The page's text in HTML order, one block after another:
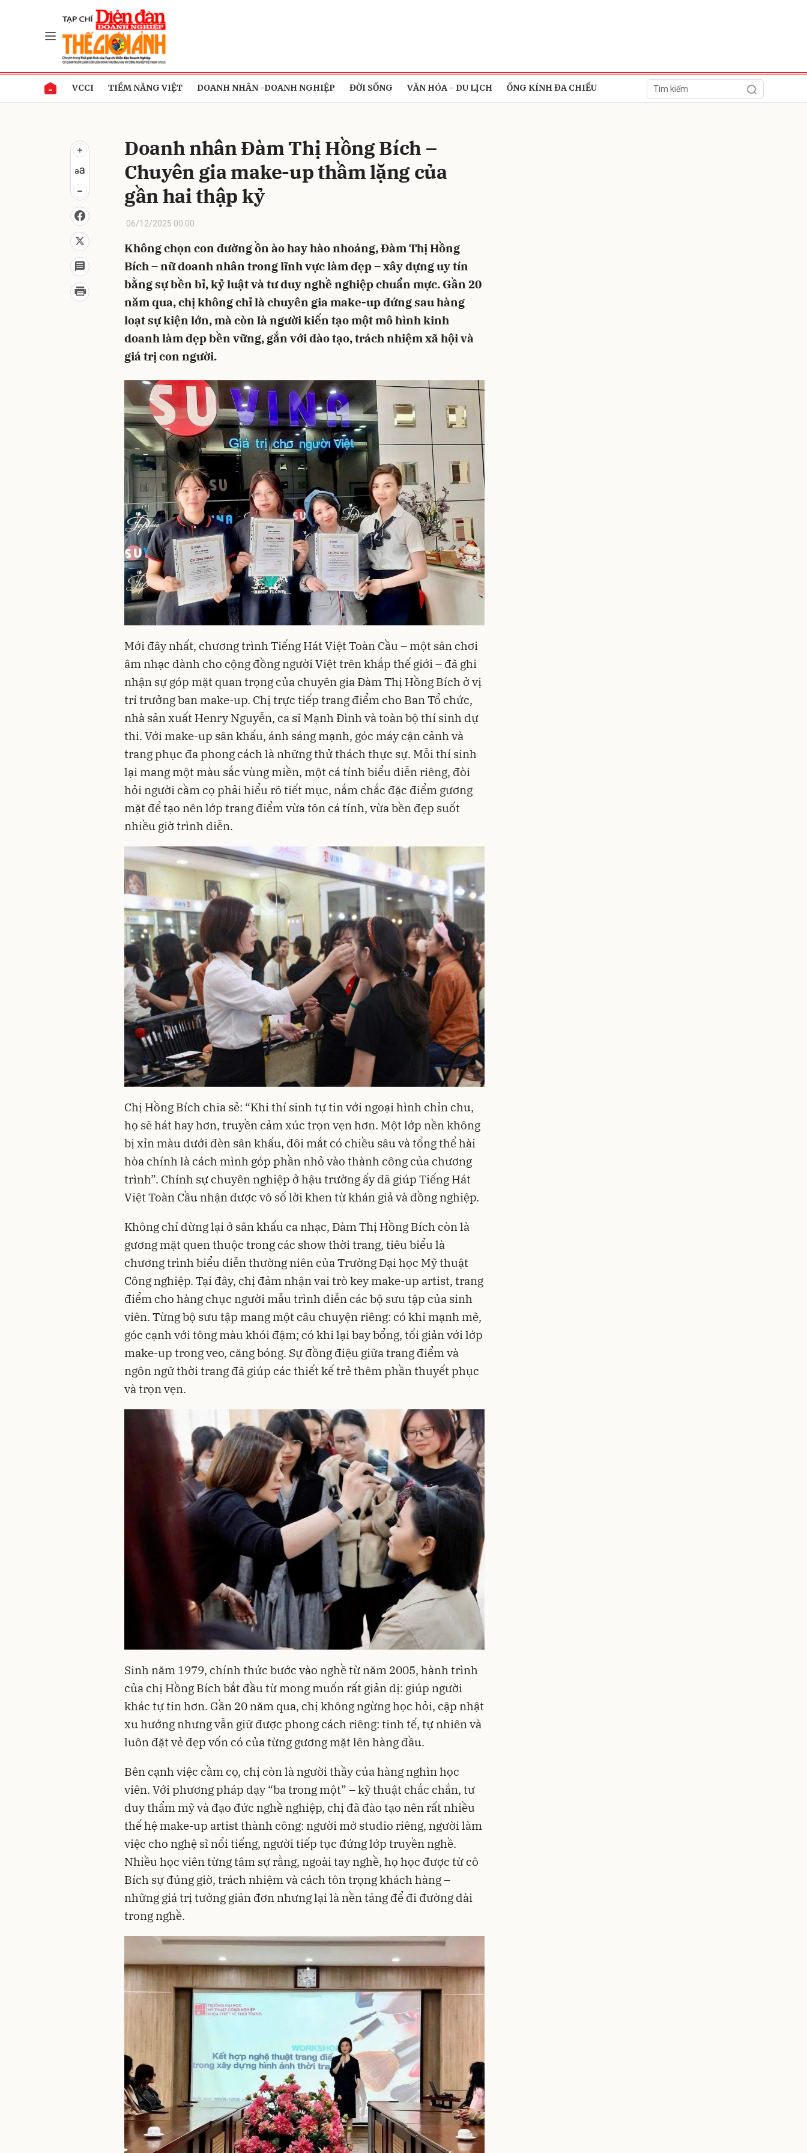
VCCI TIỀM NĂNG VIỆT DOANH NHÂN -DOANH NGHIỆP ĐỜI SỐNG VĂN HÓA - DU LỊCH ỐNG KÍNH ĐA CHIỀU
Doanh nhân Đàm Thị Hồng Bích –
Chuyên gia make-up thầm lặng của
gần hai thập kỷ
06/12/2025 00:00
Không chọn con đường ồn ào hay hào nhoáng, Đàm Thị Hồng
Bích – nữ doanh nhân trong lĩnh vực làm đẹp – xây dựng uy tín
bằng sự bền bỉ, kỷ luật và tư duy nghề nghiệp chuẩn mực. Gần 20
năm qua, chị không chỉ là chuyên gia make-up đứng sau hàng
loạt sự kiện lớn, mà còn là người kiến tạo một mô hình kinh
doanh làm đẹp bền vững, gắn với đào tạo, trách nhiệm xã hội và
giá trị con người.
Mới đây nhất, chương trình Tiếng Hát Việt Toàn Cầu – một sân chơi
âm nhạc dành cho cộng đồng người Việt trên khắp thế giới – đã ghi
nhận sự góp mặt quan trọng của chuyên gia Đàm Thị Hồng Bích ở vị
trí trưởng ban make-up. Chị trực tiếp trang điểm cho Ban Tổ chức,
nhà sản xuất Henry Nguyễn, ca sĩ Mạnh Đình và toàn bộ thí sinh dự
thi. Với make-up sân khấu, ánh sáng mạnh, góc máy cận cảnh và
trang phục đa phong cách là những thử thách thực sự. Mỗi thí sinh
lại mang một màu sắc vùng miền, một cá tính biểu diễn riêng, đòi
hỏi người cầm cọ phải hiểu rõ tiết mục, nắm chắc đặc điểm gương
mặt để tạo nên lớp trang điểm vừa tôn cá tính, vừa bền đẹp suốt
nhiều giờ trình diễn.
Chị Hồng Bích chia sẻ: “Khi thí sinh tự tin với ngoại hình chỉn chu,
họ sẽ hát hay hơn, truyền cảm xúc trọn vẹn hơn. Một lớp nền không
bị xỉn màu dưới đèn sân khấu, đôi mắt có chiều sâu và tổng thể hài
hòa chính là cách mình góp phần nhỏ vào thành công của chương
trình”. Chính sự chuyên nghiệp ở hậu trường ấy đã giúp Tiếng Hát
Việt Toàn Cầu nhận được vô số lời khen từ khán giả và đồng nghiệp.
Không chỉ dừng lại ở sân khấu ca nhạc, Đàm Thị Hồng Bích còn là
gương mặt quen thuộc trong các show thời trang, tiêu biểu là
chương trình biểu diễn thường niên của Trường Đại học Mỹ thuật
Công nghiệp. Tại đây, chị đảm nhận vai trò key make-up artist, trang
điểm cho hàng chục người mẫu trình diễn các bộ sưu tập của sinh
viên. Từng bộ sưu tập mang một câu chuyện riêng: có khi mạnh mẽ,
góc cạnh với tông màu khói đậm; có khi lại bay bổng, tối giản với lớp
make-up trong veo, căng bóng. Sự đồng điệu giữa trang điểm và
ngôn ngữ thời trang đã giúp các thiết kế trẻ thêm phần thuyết phục
và trọn vẹn.
Sinh năm 1979, chính thức bước vào nghề từ năm 2005, hành trình
của chị Hồng Bích bắt đầu từ mong muốn rất giản dị: giúp người
khác tự tin hơn. Gần 20 năm qua, chị không ngừng học hỏi, cập nhật
xu hướng nhưng vẫn giữ được phong cách riêng: tinh tế, tự nhiên và
luôn đặt vẻ đẹp vốn có của từng gương mặt lên hàng đầu.
Bên cạnh việc cầm cọ, chị còn là người thầy của hàng nghìn học
viên. Với phương pháp dạy “ba trong một” – kỹ thuật chắc chắn, tư
duy thẩm mỹ và đạo đức nghề nghiệp, chị đã đào tạo nên rất nhiều
thế hệ make-up artist thành công: người mở studio riêng, người làm
việc cho nghệ sĩ nổi tiếng, người tiếp tục đứng lớp truyền nghề.
Nhiều học viên từng tâm sự rằng, ngoài tay nghề, họ học được từ cô
Bích sự đúng giờ, trách nhiệm và cách tôn trọng khách hàng –
những giá trị tưởng giản đơn nhưng lại là nền tảng để đi đường dài
trong nghề.